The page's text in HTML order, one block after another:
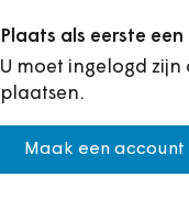
Plaats als eerste
U moet ingelogd
plaatsen.
Maak een account